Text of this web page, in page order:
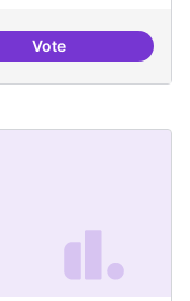
VoteTips for Choosing